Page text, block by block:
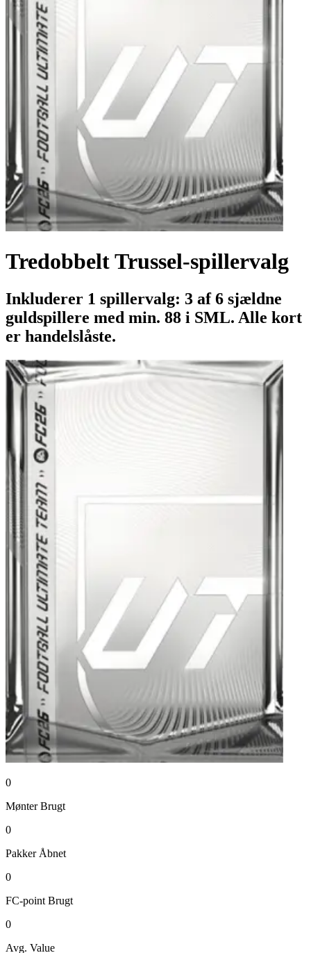
Tredobbelt Trussel-spillervalg
Inkluderer 1 spillervalg: 3 af 6 sjældne
guldspillere med min. 88 i SML. Alle kort
er handelslåste.
0
Mønter Brugt
0
Pakker Åbnet
0
FC-point Brugt
0
Avg. Value